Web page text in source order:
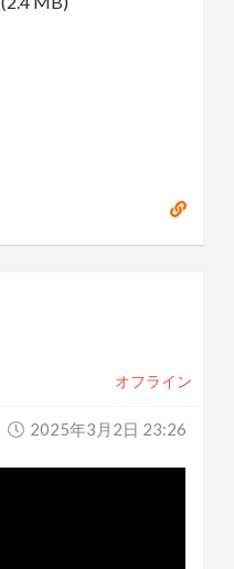
オフライン
2025年3月2日 23:26